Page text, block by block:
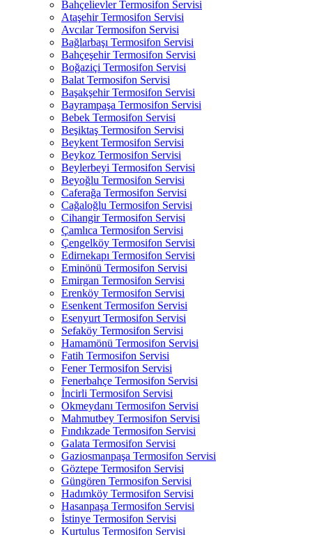
Bahçelievler Termosifon Servisi
Ataşehir Termosifon Servisi
Avcılar Termosifon Servisi
Bağlarbaşı Termosifon Servisi
Bahçeşehir Termosifon Servisi
Boğaziçi Termosifon Servisi
Balat Termosifon Servisi
Başakşehir Termosifon Servisi
Bayrampaşa Termosifon Servisi
Bebek Termosifon Servisi
Beşiktaş Termosifon Servisi
Beykent Termosifon Servisi
Beykoz Termosifon Servisi
Beylerbeyi Termosifon Servisi
Beyoğlu Termosifon Servisi
Caferağa Termosifon Servisi
Cağaloğlu Termosifon Servisi
Cihangir Termosifon Servisi
Çamlıca Termosifon Servisi
Çengelköy Termosifon Servisi
Edirnekapı Termosifon Servisi
Eminönü Termosifon Servisi
Emirgan Termosifon Servisi
Erenköy Termosifon Servisi
Esenkent Termosifon Servisi
Esenyurt Termosifon Servisi
Sefaköy Termosifon Servisi
Hamamönü Termosifon Servisi
Fatih Termosifon Servisi
Fener Termosifon Servisi
Fenerbahçe Termosifon Servisi
İncirli Termosifon Servisi
Okmeydanı Termosifon Servisi
Mahmutbey Termosifon Servisi
Fındıkzade Termosifon Servisi
Galata Termosifon Servisi
Gaziosmanpaşa Termosifon Servisi
Göztepe Termosifon Servisi
Güngören Termosifon Servisi
Hadımköy Termosifon Servisi
Hasanpaşa Termosifon Servisi
İstinye Termosifon Servisi
Kurtuluş Termosifon Servisi